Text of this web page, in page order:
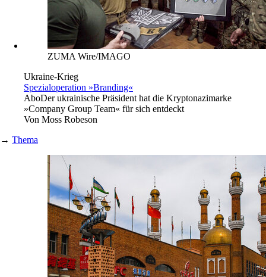
ZUMA Wire/IMAGO
Ukraine-Krieg
Spezialoperation »Branding«
AboDer ukrainische Präsident hat die Kryptonazimarke
»Company Group Team« für sich entdeckt
Von Moss Robeson
→ Thema